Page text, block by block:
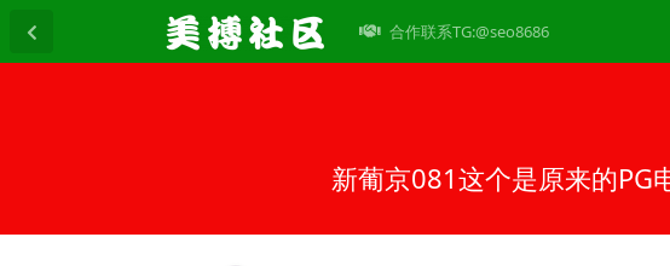
合作联系TG:@seo8686
新葡京081这个是原来的